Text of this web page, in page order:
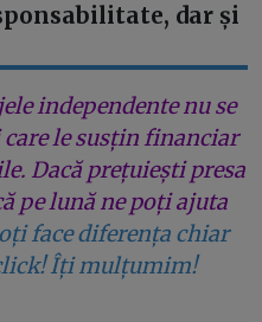
dar și
independente nu se
le susțin financiar
Dacă prețuiești presa
pe lună ne poți ajuta
face diferența chiar
Îți mulțumim!